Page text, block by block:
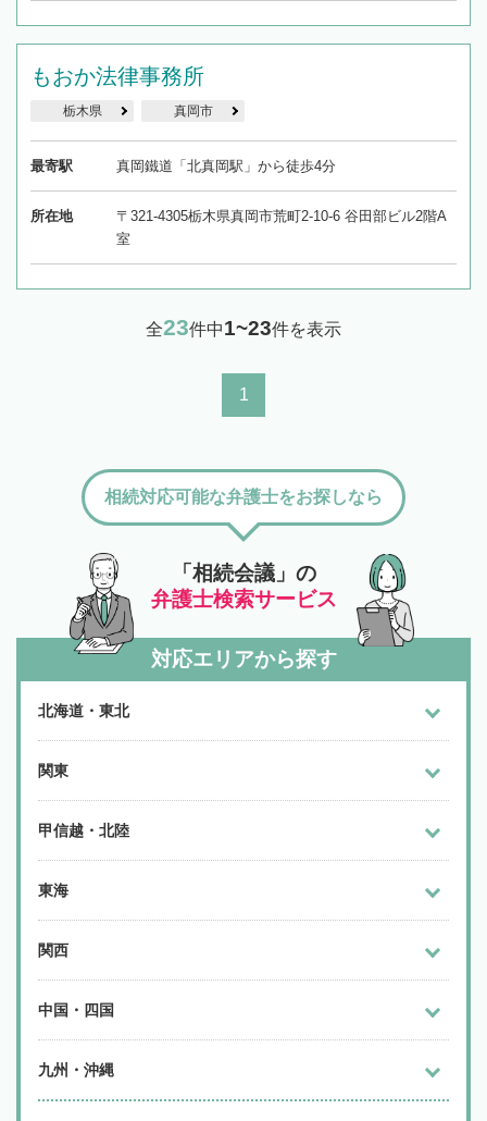
もおか法律事務所
栃木県 真岡市
最寄駅 真岡鐵道「北真岡駅」から徒歩4分
所在地
〒321-4305栃木県真岡市荒町2-10-6 谷田部ビル2階A
室
全23件中1~23件を表示
1
「相続会議」の
弁護士検索サービス
相続対応可能な弁護士をお探しなら
対応エリアから探す
北海道・東北
関東
甲信越・北陸
東海
関西
中国・四国
九州・沖縄